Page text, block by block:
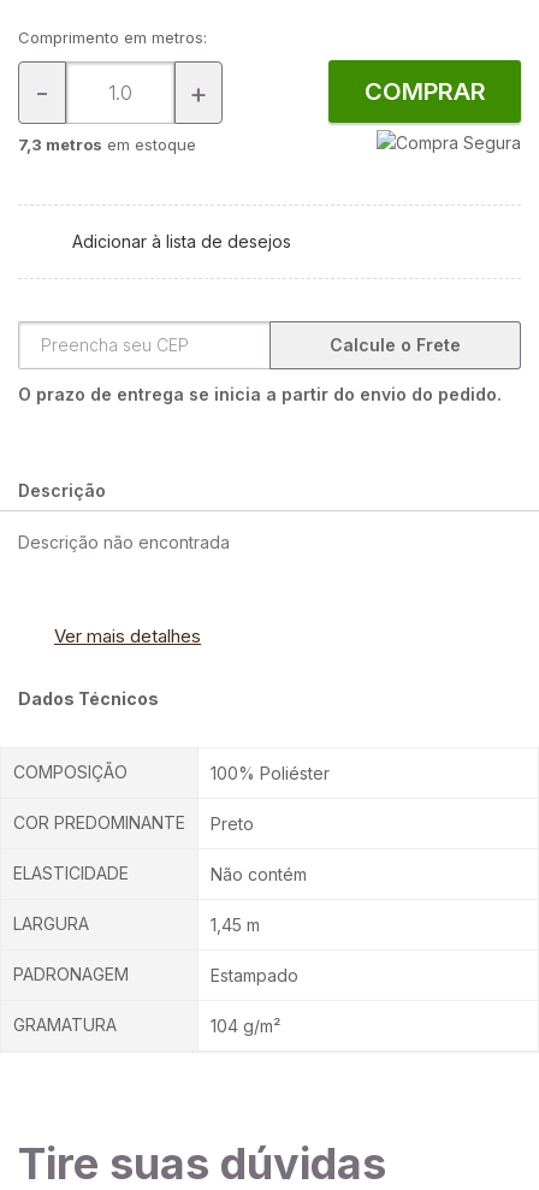
Comprimento em metros:
- +
7,3 metros em estoque
COMPRAR
Adicionar à lista de desejos
Calcule o Frete
O prazo de entrega se inicia a partir do envio do pedido.
Descrição
Descrição não encontrada
Ver mais detalhes
Dados Técnicos
COMPOSIÇÃO 100% Poliéster
COR PREDOMINANTE Preto
ELASTICIDADE Não contém
LARGURA 1,45 m
PADRONAGEM Estampado
GRAMATURA 104 g/m²
Tire suas dúvidas